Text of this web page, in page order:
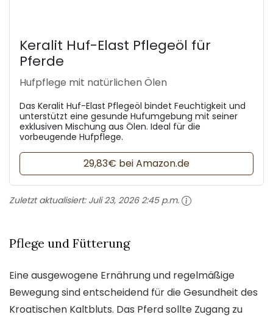
Keralit Huf-Elast Pflegeöl für
Pferde
Hufpflege mit natürlichen Ölen
Das Keralit Huf-Elast Pflegeöl bindet Feuchtigkeit und
unterstützt eine gesunde Hufumgebung mit seiner
exklusiven Mischung aus Ölen. Ideal für die
vorbeugende Hufpflege.
29,83€ bei Amazon.de
Zuletzt aktualisiert: Juli 23, 2026 2:45 p.m.
Pflege und Fütterung
Eine ausgewogene Ernährung und regelmäßige
Bewegung sind entscheidend für die Gesundheit des
Kroatischen Kaltbluts. Das Pferd sollte Zugang zu